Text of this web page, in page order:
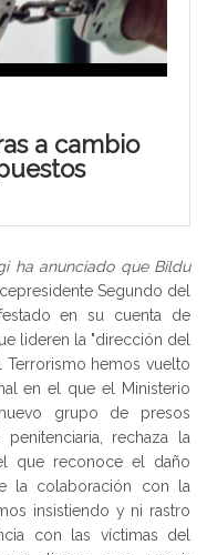
a cambio
ha anunciado que Bildu
Segundo del
en su cuenta de
lideren la "dirección del
Terrorismo hemos vuelto
en el que el Ministerio
grupo de presos
rechaza la
que reconoce el daño
la colaboración con la
insistiendo y ni rastro
con las víctimas del